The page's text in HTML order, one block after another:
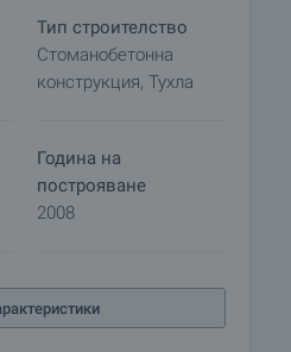
Тип строителство
Стоманобетонна
конструкция, Тухла
Година на
построяване
2008